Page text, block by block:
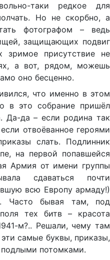
таки редкое для
Но не скорбно, а
фотографом – ведь
защищающих подвиг
присутствие не
а вот, рядом, можешь
оно бесценно.
что именно в этом
в это собрание пришёл
Да-да – если родина так
отвоёванное героями
слать. Подлинник
на первой попавшейся
Армия от имени группы
сдаваться почти
всю Европу армаду!)
Часто бывая там, под
тех битв – красота
м?.. Решали, чему там
самые буквы, приказы,
потомками.